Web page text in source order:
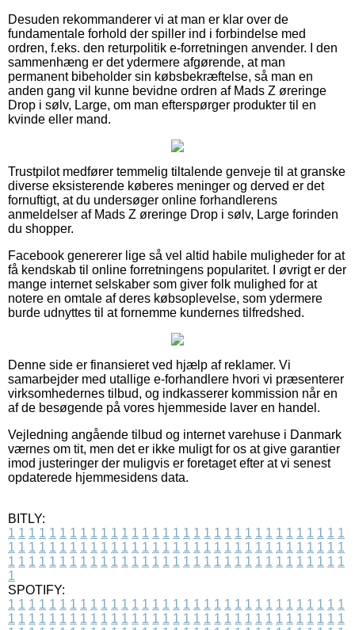
Desuden rekommanderer vi at man er klar over de
fundamentale forhold der spiller ind i forbindelse med
ordren, f.eks. den returpolitik e-forretningen anvender. I den
sammenhæng er det ydermere afgørende, at man
permanent bibeholder sin købsbekræftelse, så man en
anden gang vil kunne bevidne ordren af Mads Z øreringe
Drop i sølv, Large, om man efterspørger produkter til en
kvinde eller mand.
Trustpilot medfører temmelig tiltalende genveje til at granske
diverse eksisterende køberes meninger og derved er det
fornuftigt, at du undersøger online forhandlerens
anmeldelser af Mads Z øreringe Drop i sølv, Large forinden
du shopper.
Facebook genererer lige så vel altid habile muligheder for at
få kendskab til online forretningens popularitet. I øvrigt er der
mange internet selskaber som giver folk mulighed for at
notere en omtale af deres købsoplevelse, som ydermere
burde udnyttes til at fornemme kundernes tilfredshed.
Denne side er finansieret ved hjælp af reklamer. Vi
samarbejder med utallige e-forhandlere hvori vi præsenterer
virksomhedernes tilbud, og indkasserer kommission når en
af de besøgende på vores hjemmeside laver en handel.
Vejledning angående tilbud og internet varehuse i Danmark
værnes om tit, men det er ikke muligt for os at give garantier
imod justeringer der muligvis er foretaget efter at vi senest
opdaterede hjemmesidens data.
BITLY:
1 1 1 1 1 1 1 1 1 1 1 1 1 1 1 1 1 1 1 1 1 1 1 1 1 1 1 1 1 1 1 1 1
1 1 1 1 1 1 1 1 1 1 1 1 1 1 1 1 1 1 1 1 1 1 1 1 1 1 1 1 1 1 1 1 1
1 1 1 1 1 1 1 1 1 1 1 1 1 1 1 1 1 1 1 1 1 1 1 1 1 1 1 1 1 1 1 1 1
1
SPOTIFY:
1 1 1 1 1 1 1 1 1 1 1 1 1 1 1 1 1 1 1 1 1 1 1 1 1 1 1 1 1 1 1 1 1
1 1 1 1 1 1 1 1 1 1 1 1 1 1 1 1 1 1 1 1 1 1 1 1 1 1 1 1 1 1 1 1 1